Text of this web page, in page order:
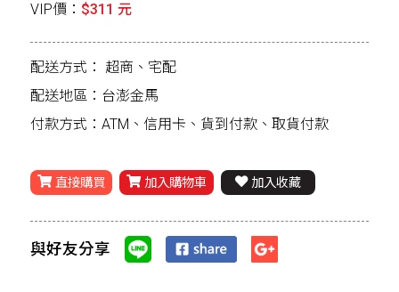
VIP價： $311 元
配送方式： 超商、宅配
配送地區：台澎金馬
付款方式：ATM、信用卡、貨到付款、取貨付款
直接購買 加入購物車 加入收藏
與好友分享